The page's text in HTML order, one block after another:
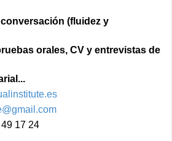
(fluidez y
orales, CV y entrevistas de
17 24